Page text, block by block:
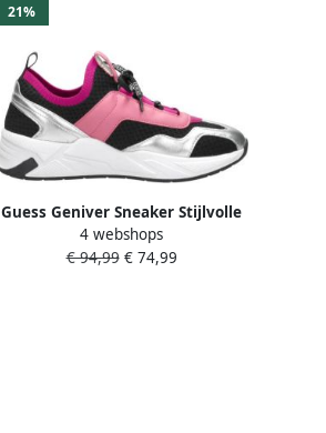
21%
Guess Geniver Sneaker Stijlvolle
Sneakers Black Dames
4 webshops
€ 94,99€ 74,99